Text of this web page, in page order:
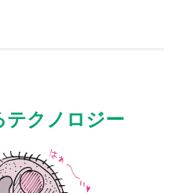
テクノロジー